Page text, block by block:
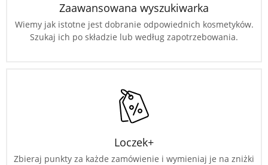
Zaawansowana wyszukiwarka
Wiemy jak istotne jest dobranie odpowiednich kosmetyków.
Szukaj ich po składzie lub według zapotrzebowania.
Loczek+
Zbieraj punkty za każde zamówienie i wymieniaj je na zniżki